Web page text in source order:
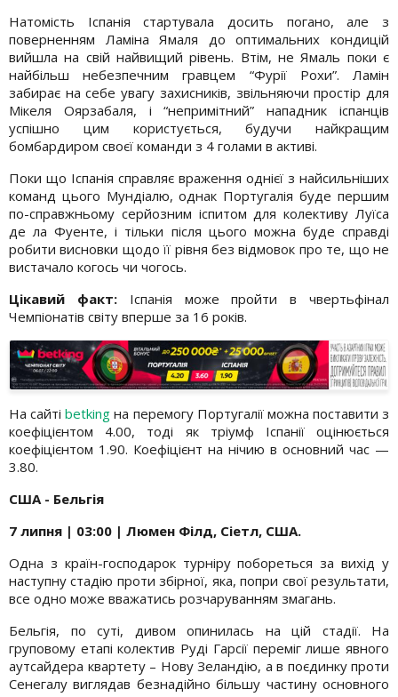
Натомість Іспанія стартувала досить погано, але з
поверненням Ламіна Ямаля до оптимальних кондицій
вийшла на свій найвищий рівень. Втім, не Ямаль поки є
найбільш небезпечним гравцем “Фурії Рохи”. Ламін
забирає на себе увагу захисників, звільняючи простір для
Мікеля Оярзабаля, і “непримітний” нападник іспанців
успішно цим користується, будучи найкращим
бомбардиром своєї команди з 4 голами в активі.
Поки що Іспанія справляє враження однієї з найсильніших
команд цього Мундіалю, однак Португалія буде першим
по-справжньому серйозним іспитом для колективу Луїса
де ла Фуенте, і тільки після цього можна буде справді
робити висновки щодо її рівня без відмовок про те, що не
вистачало когось чи чогось.
Цікавий факт:Іспанія може пройти в чвертьфінал
Чемпіонатів світу вперше за 16 років.
На сайтіbetking на перемогу Португалії можна поставити з
коефіцієнтом 4.00, тоді як тріумф Іспанії оцінюється
коефіцієнтом 1.90. Коефіцієнт на нічию в основний час —
3.80.
США - Бельгія
7 липня | 03:00 | Люмен Філд, Сіетл, США.
Одна з країн-господарок турніру побореться за вихід у
наступну стадію проти збірної, яка, попри свої результати,
все одно може вважатись розчаруванням змагань.
Бельгія, по суті, дивом опинилась на цій стадії. На
груповому етапі колектив Руді Гарсії переміг лише явного
аутсайдера квартету – Нову Зеландію, а в поєдинку проти
Сенегалу виглядав безнадійно більшу частину основного